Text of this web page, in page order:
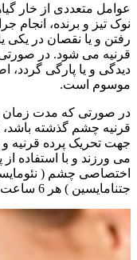
عوامل متعددی از خار
نوک تیز و برنده، انجام
رفتن و یا نقصان در یکی
قرنیه می شود. در
دیدگی و یا پارگی گردد،
موسوم است.
در صورتی که مدت زمان
قرنیه چشم گذشته
جهت تحریک پرده قرنیه
می ورزند و با استفاده از
اختصاصی چشم (
جتنامایسین ) هر 6 ساعت یک بار مورد استفاده قرار می دهند.